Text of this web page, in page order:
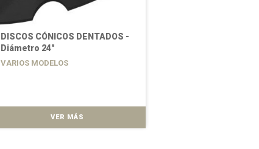
DISCOS CÓNICOS DENTADOS -
Diámetro 24"
VARIOS MODELOS
VER MÁS